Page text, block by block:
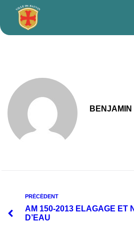
principal
BENJAMIN
PRÉCÉDENT
AM 150-2013 ELAGAGE ET
D’EAU